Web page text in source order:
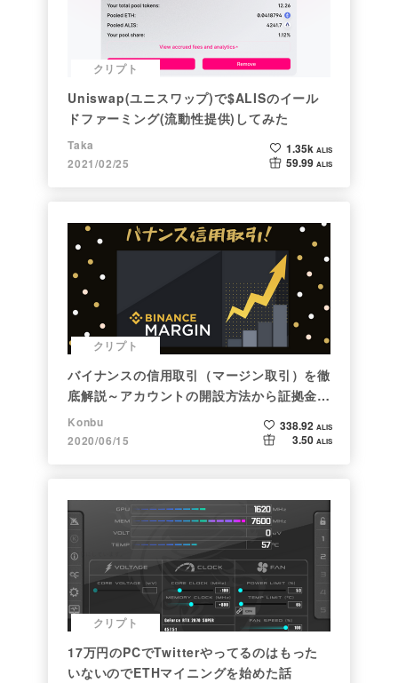
クリプト
Uniswap(ユニスワップ)で$ALISのイール
ドファーミング(流動性提供)してみた
Taka
2021/02/25
1.35k ALIS
59.99 ALIS
クリプト
バイナンスの信用取引（マージン取引）を徹
底解説～アカウントの開設方法から証拠金計
算例まで～
Konbu
2020/06/15
338.92 ALIS
3.50 ALIS
クリプト
17万円のPCでTwitterやってるのはもった
いないのでETHマイニングを始めた話